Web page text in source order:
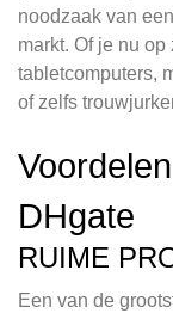
noodzaak van
markt. Of je nu
tabletcomputers,
of zelfs
DHgate
RUIME
Een van de